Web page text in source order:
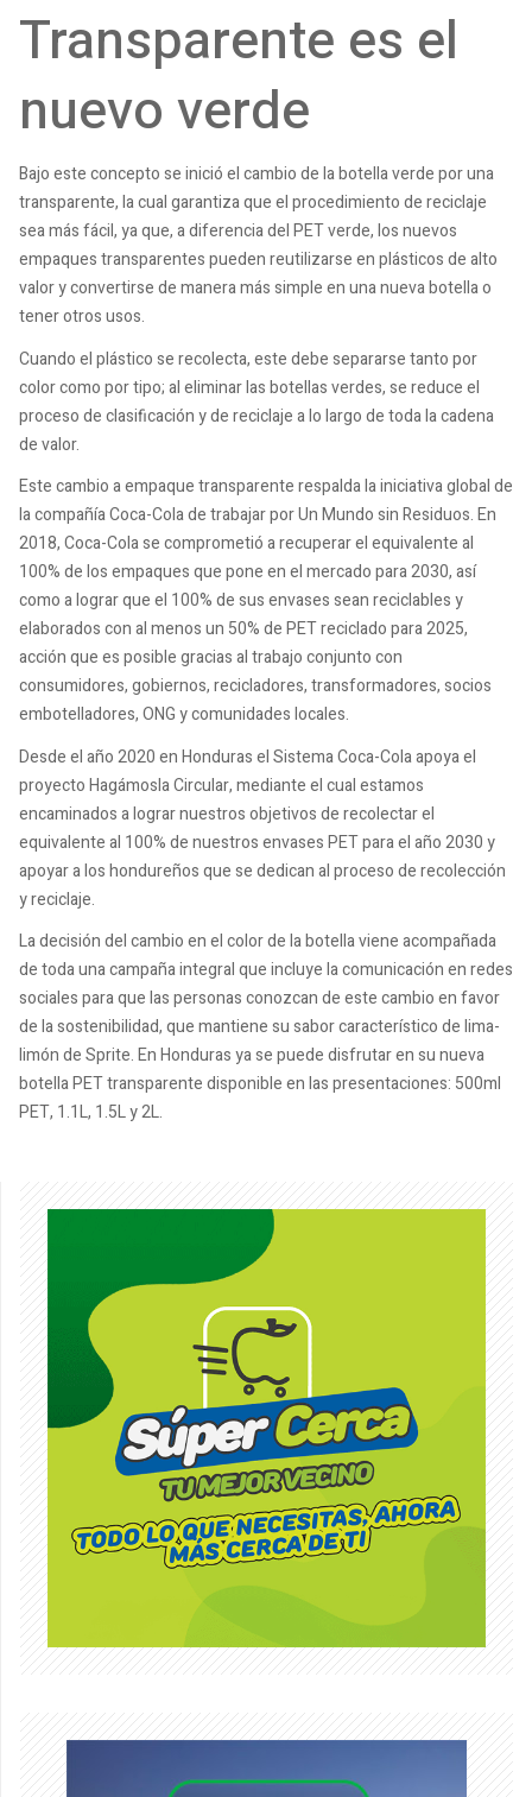
Transparente es el
nuevo verde
Bajo este concepto se inició el cambio de la botella verde por una
transparente, la cual garantiza que el procedimiento de reciclaje
sea más fácil, ya que, a diferencia del PET verde, los nuevos
empaques transparentes pueden reutilizarse en plásticos de alto
valor y convertirse de manera más simple en una nueva botella o
tener otros usos.
Cuando el plástico se recolecta, este debe separarse tanto por
color como por tipo; al eliminar las botellas verdes, se reduce el
proceso de clasificación y de reciclaje a lo largo de toda la cadena
de valor.
Este cambio a empaque transparente respalda la iniciativa global de
la compañía Coca-Cola de trabajar por Un Mundo sin Residuos. En
2018, Coca-Cola se comprometió a recuperar el equivalente al
100% de los empaques que pone en el mercado para 2030, así
como a lograr que el 100% de sus envases sean reciclables y
elaborados con al menos un 50% de PET reciclado para 2025,
acción que es posible gracias al trabajo conjunto con
consumidores, gobiernos, recicladores, transformadores, socios
embotelladores, ONG y comunidades locales.
Desde el año 2020 en Honduras el Sistema Coca-Cola apoya el
proyecto Hagámosla Circular, mediante el cual estamos
encaminados a lograr nuestros objetivos de recolectar el
equivalente al 100% de nuestros envases PET para el año 2030 y
apoyar a los hondureños que se dedican al proceso de recolección
y reciclaje.
La decisión del cambio en el color de la botella viene acompañada
de toda una campaña integral que incluye la comunicación en redes
sociales para que las personas conozcan de este cambio en favor
de la sostenibilidad, que mantiene su sabor característico de lima-
limón de Sprite. En Honduras ya se puede disfrutar en su nueva
botella PET transparente disponible en las presentaciones: 500ml
PET, 1.1L, 1.5L y 2L.